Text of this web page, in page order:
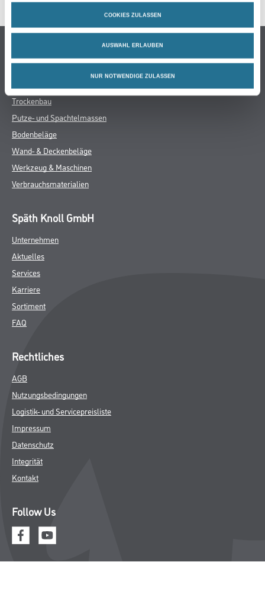
COOKIES ZULASSEN
AUSWAHL ERLAUBEN
NUR NOTWENDIGE ZULASSEN
Farbe
Trockenbau
Putze- und Spachtelmassen
Bodenbeläge
Wand- & Deckenbeläge
Werkzeug & Maschinen
Verbrauchsmaterialien
Späth Knoll GmbH
Unternehmen
Aktuelles
Services
Karriere
Sortiment
FAQ
Rechtliches
AGB
Nutzungsbedingungen
Logistik- und Servicepreisliste
Impressum
Datenschutz
Integrität
Kontakt
Follow Us